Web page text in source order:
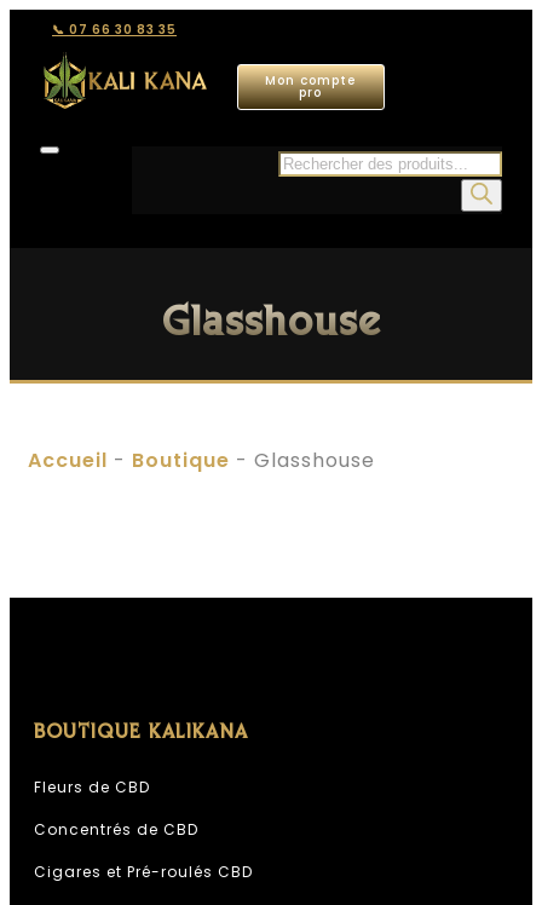
📞 07 66 30 83 35
Mon compte
pro
Recherche
Glasshouse
Accueil - Boutique - Glasshouse
BOUTIQUE KALIKANA
Fleurs de CBD
Concentrés de CBD
Cigares et Pré-roulés CBD